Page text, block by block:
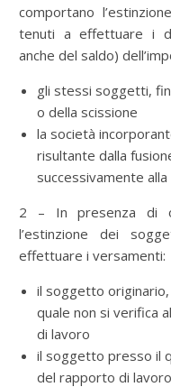
comportano
tenuti a effettuare i
anche del saldo)
gli stessi soggetti,
o della scissione
la società
risultante dalla
successivamente
2 – In presenza di
l’estinzione dei
effettuare i versamenti:
il soggetto
quale non si verifica
di lavoro
il soggetto presso il
del rapporto di